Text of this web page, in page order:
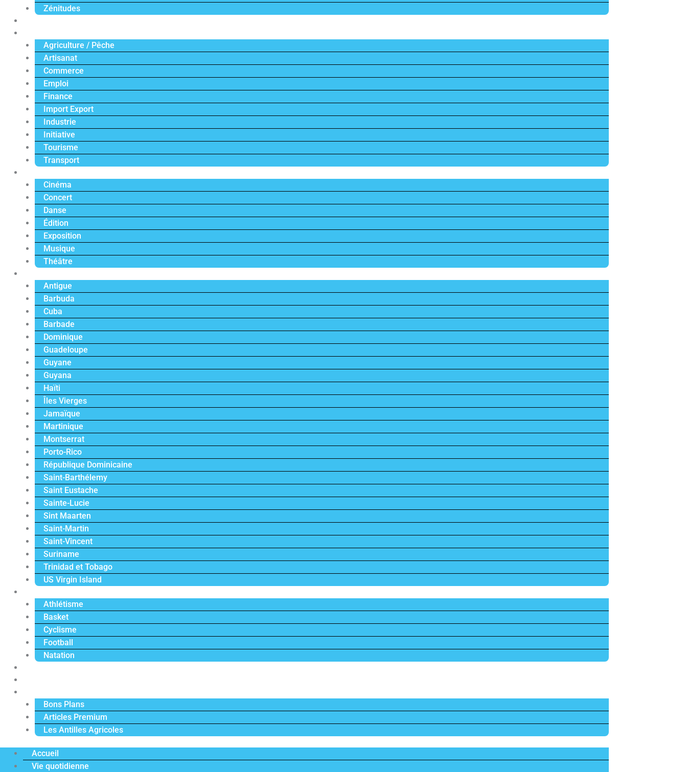
Zénitudes
Agriculture / Pêche
Artisanat
Commerce
Emploi
Finance
Import Export
Industrie
Initiative
Tourisme
Transport
Cinéma
Concert
Danse
Édition
Exposition
Musique
Théâtre
Antigue
Barbuda
Cuba
Barbade
Dominique
Guadeloupe
Guyane
Guyana
Haïti
Îles Vierges
Jamaïque
Martinique
Montserrat
Porto-Rico
République Dominicaine
Saint-Barthélemy
Saint Eustache
Sainte-Lucie
Sint Maarten
Saint-Martin
Saint-Vincent
Suriname
Trinidad et Tobago
US Virgin Island
Athlétisme
Basket
Cyclisme
Football
Natation
Bons Plans
Articles Premium
Les Antilles Agricoles
Accueil
Vie quotidienne